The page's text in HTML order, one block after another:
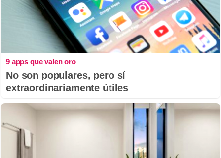
9 apps que valen oro
No son populares, pero sí
extraordinariamente útiles